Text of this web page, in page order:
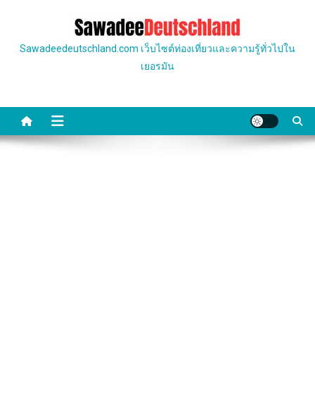
contentSawadeedeutschland.com เว็บไซต์ท่องเที่ยวและความรู้ทั่วไปใน
เยอรมัน